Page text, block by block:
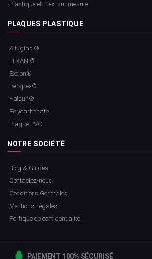
Plastique et Plexi sur mesure
PLAQUES PLASTIQUE
Altuglas ®
LEXAN ®
Exolon®
Perspex®
Palsun®
Polycarbonate
Plaque PVC
NOTRE SOCIÉTÉ
Blog & Guides
Contactez-nous
Conditions Générales
Mentions Légales
Politique de confidentialité
PAIEMENT 100% SÉCURISÉ